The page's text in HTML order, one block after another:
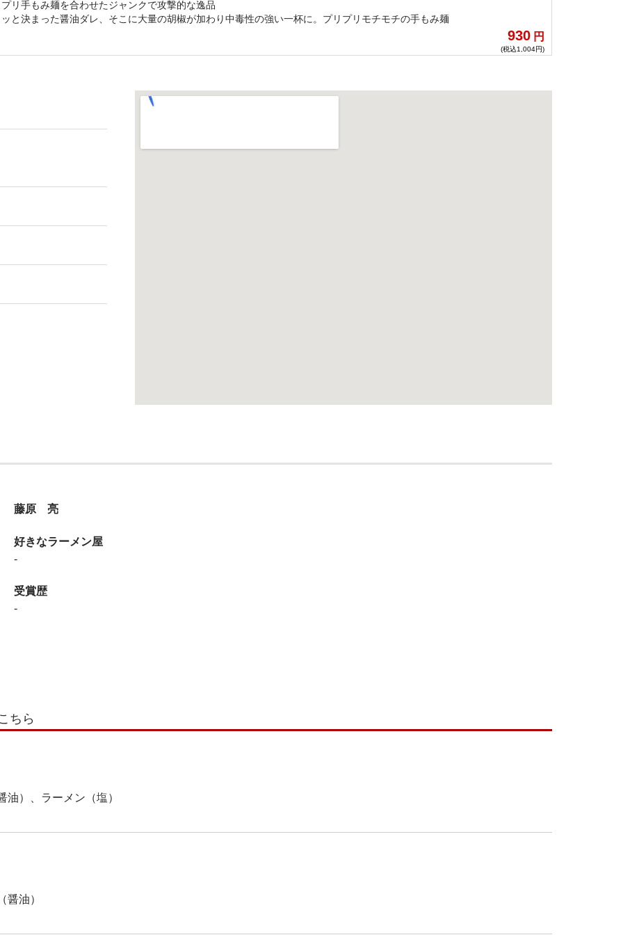
リ手もみ麺を合わせたジャンクで攻撃的な逸品
と決まった醤油ダレ、そこに大量の胡椒が加わり中毒性の強い一杯に。プリプリモチモチの手もみ麺
930 円
(税込1,004円)
藤原 亮
好きなラーメン屋
-
受賞歴
-
ちら
）、ラーメン（塩）
醤油）